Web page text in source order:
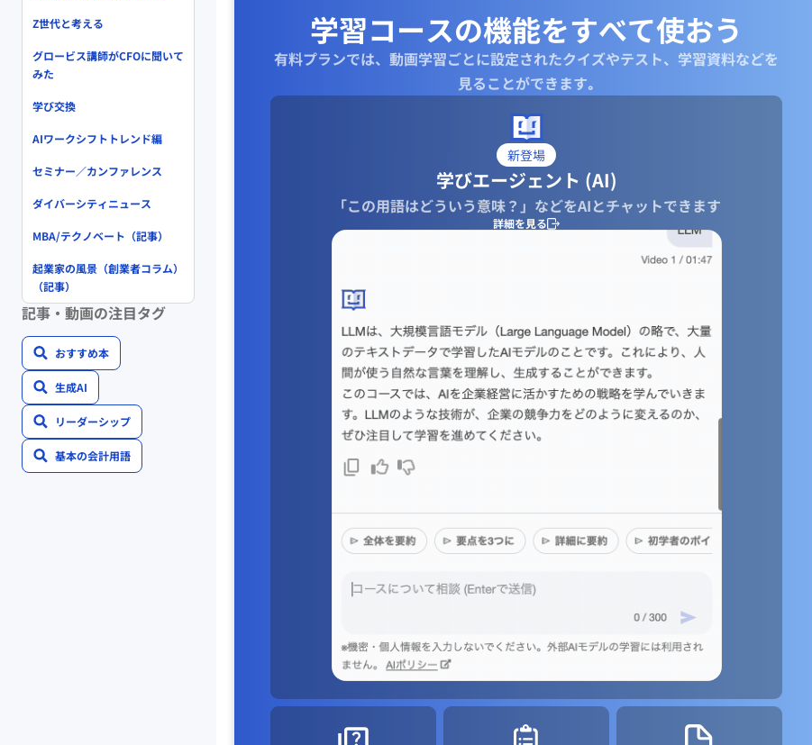
学習コースの機能をすべて使おう
有料プランでは、動画学習ごとに設定されたクイズやテスト、学習資料などを
見ることができます｡
新登場
学びエージェント (AI)
「この用語はどういう意味？」などをAIとチャットできます
詳細を見る
Z世代と考える
グロービス講師がCFOに聞いて
みた
学び交換
AIワークシフトトレンド編
セミナー／カンファレンス
ダイバーシティニュース
MBA/テクノベート（記事）
起業家の風景（創業者コラム）
（記事）
記事・動画の注目タグ
おすすめ本
生成AI
リーダーシップ
基本の会計用語